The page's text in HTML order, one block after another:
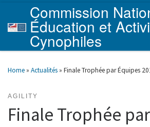
Skip to content
Commission
Éducation et
Cynophiles
Home » Actualités » Finale Trophée par Équipes
AGILITY
Finale Trophée